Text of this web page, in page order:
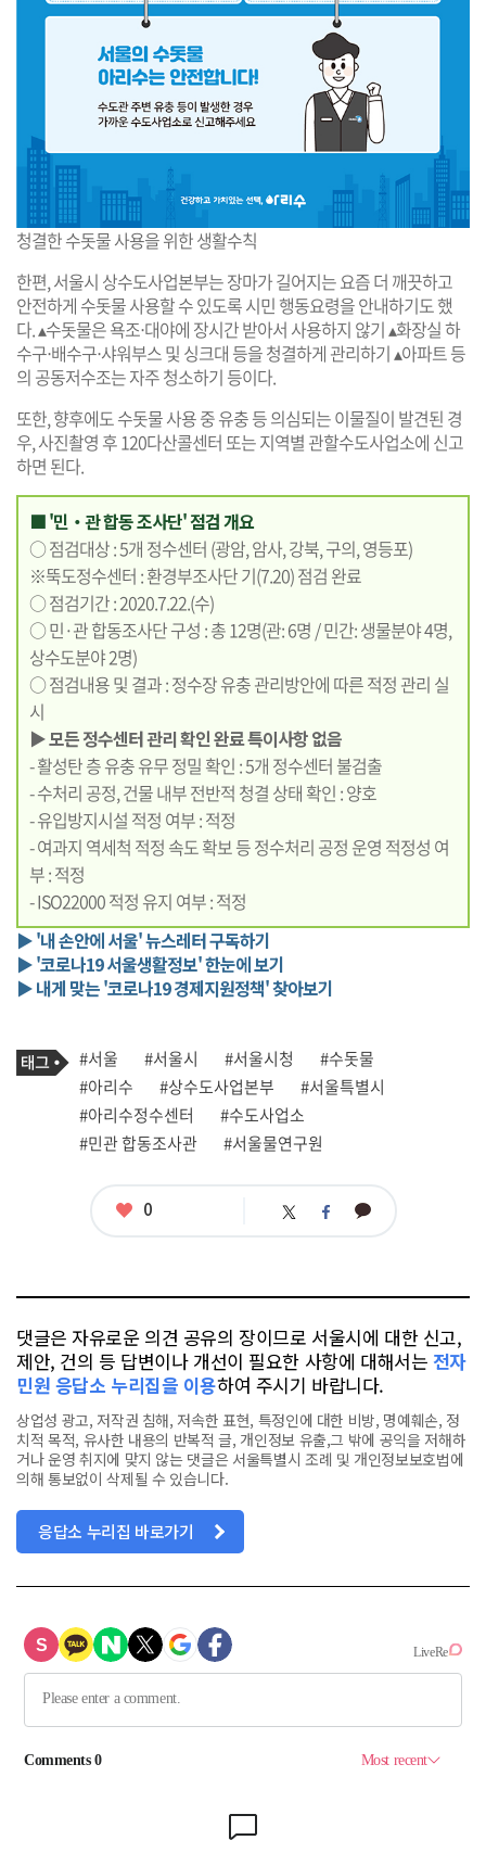
청결한 수돗물 사용을 위한 생활수칙
한편, 서울시 상수도사업본부는 장마가 길어지는 요즘 더 깨끗하고
안전하게 수돗물 사용할 수 있도록 시민 행동요령을 안내하기도 했
다. ▴수돗물은 욕조‧대야에 장시간 받아서 사용하지 않기 ▴화장실 하
수구‧배수구‧샤워부스 및 싱크대 등을 청결하게 관리하기 ▴아파트 등
의 공동저수조는 자주 청소하기 등이다.
또한, 향후에도 수돗물 사용 중 유충 등 의심되는 이물질이 발견된 경
우, 사진촬영 후 120다산콜센터 또는 지역별 관할수도사업소에 신고
하면 된다.
■ '민‧관 합동 조사단' 점검 개요
○ 점검대상 : 5개 정수센터 (광암, 암사, 강북, 구의, 영등포)
※뚝도정수센터 : 환경부조사단 기(7.20) 점검 완료
○ 점검기간 : 2020.7.22.(수)
○ 민·관 합동조사단 구성 : 총 12명(관: 6명 / 민간: 생물분야 4명,
상수도분야 2명)
○ 점검내용 및 결과 : 정수장 유충 관리방안에 따른 적정 관리 실
시
▶ 모든 정수센터 관리 확인 완료 특이사항 없음
- 활성탄 층 유충 유무 정밀 확인 : 5개 정수센터 불검출
- 수처리 공정, 건물 내부 전반적 청결 상태 확인 : 양호
- 유입방지시설 적정 여부 : 적정
- 여과지 역세척 적정 속도 확보 등 정수처리 공정 운영 적정성 여
부 : 적정
- ISO22000 적정 유지 여부 : 적정
▶ '내 손안에 서울' 뉴스레터 구독하기
▶ '코로나19 서울생활정보' 한눈에 보기
▶ 내게 맞는 '코로나19 경제지원정책' 찾아보기
기
사
관
련
태
그
태
그
#서울 #서울시 #서울시청
#수돗물
#아리수
#상수도사업본부
#서울특별시
#아리수정수센터
#수도사업소
#민관 합동조사관
#서울물연구원
좋
0 트 페 카
댓글은 자유로운 의견 공유의 장이므로 서울시에 대한 신고,
제안, 건의 등 답변이나 개선이 필요한 사항에 대해서는 전자
민원 응답소 누리집을 이용하여 주시기 바랍니다.
상업성 광고, 저작권 침해, 저속한 표현, 특정인에 대한 비방, 명예훼손, 정
치적 목적, 유사한 내용의 반복적 글, 개인정보 유출,그 밖에 공익을 저해하
거나 운영 취지에 맞지 않는 댓글은 서울특별시 조례 및 개인정보보호법에
의해 통보없이 삭제될 수 있습니다.
응답소 누리집 바로가기